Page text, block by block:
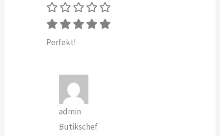
Perfekt!
admin
Butikschef